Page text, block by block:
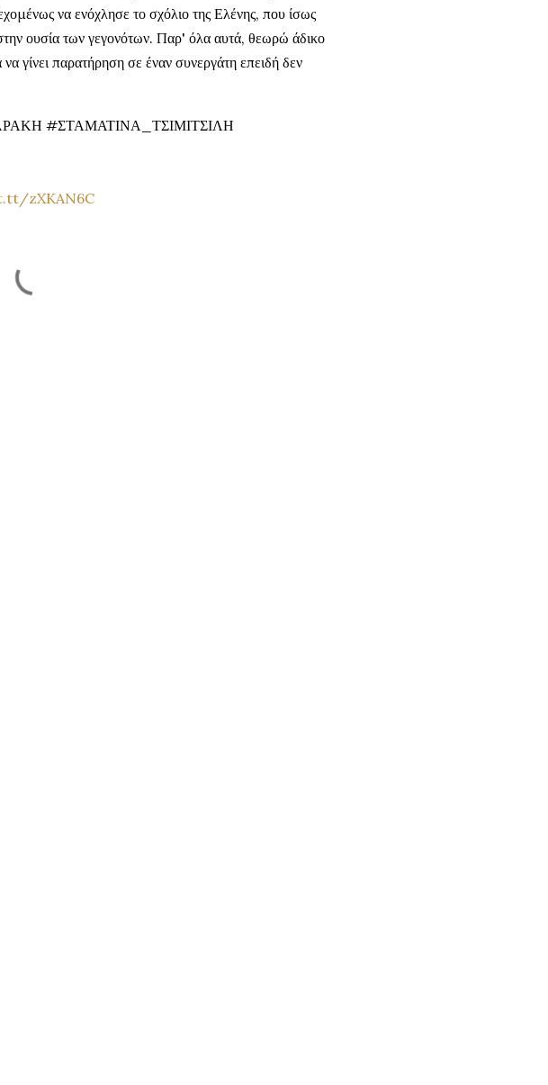
να ενόχλησε το σχόλιο της Ελένης, που ίσως
ουσία των γεγονότων. Παρ' όλα αυτά, θεωρώ άδικο
γίνει παρατήρηση σε έναν συνεργάτη επειδή δεν
#ΣΤΑΜΑΤΙΝΑ_ΤΣΙΜΙΤΣΙΛΗ
zXKAN6C